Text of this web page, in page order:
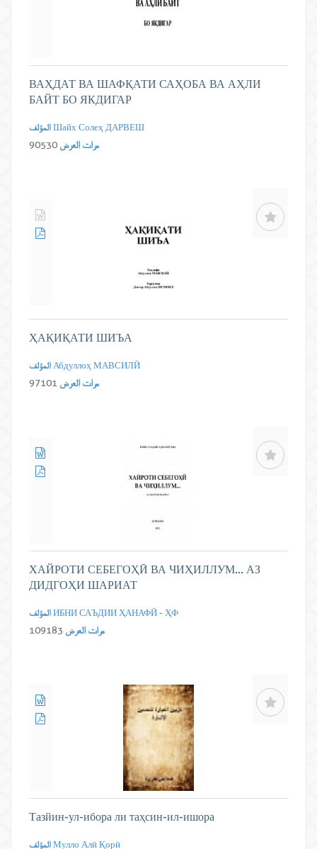
ВАҲДАТ ВА ШАФҚАТИ САҲОБА ВА АҲЛИ
БАЙТ БО ЯКДИГАР
Шайх Солеҳ ДАРВЕШ
مرات العرض 90530
ҲАҚИҚАТИ ШИЪА
Абдуллоҳ МАВСИЛӢ
مرات العرض 97101
ХАЙРОТИ СЕБЕГОҲӢ ВА ЧИҲИЛЛУМ... АЗ
ДИДГОҲИ ШАРИАТ
ИБНИ САЪДИИ ҲАНАФӢ - ҲФ
مرات العرض 109183
Тазйин-ул-ибора ли таҳсин-ил-ишора
Мулло Алӣ Қорӣ